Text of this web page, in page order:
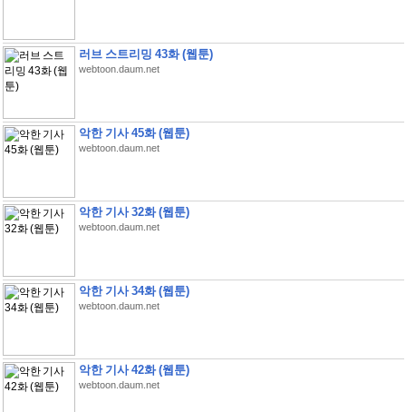
러브 스트리밍 43화 (웹툰)
webtoon.daum.net
악한 기사 45화 (웹툰)
webtoon.daum.net
악한 기사 32화 (웹툰)
webtoon.daum.net
악한 기사 34화 (웹툰)
webtoon.daum.net
악한 기사 42화 (웹툰)
webtoon.daum.net